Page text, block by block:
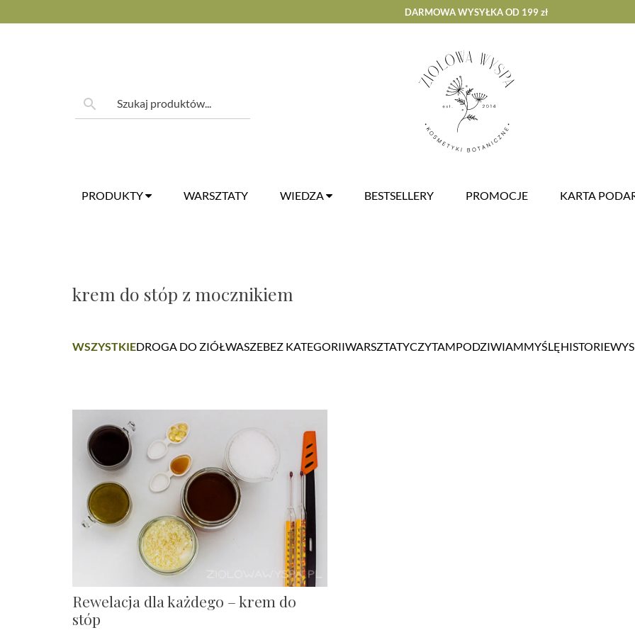
to
DARMOWA WYSYŁKA OD 199 zł
search
PRODUKTY WARSZTATY WIEDZA BESTSELLERY PROMOCJE KARTA
krem do stóp z mocznikiem
WSZYSTKIEDROGA DO ZIÓŁWASZEBEZ KATEGORIIWARSZTATYCZYTAMPODZIWIAMMYŚLĘHISTORIE
Rewelacja dla każdego – krem do
stóp